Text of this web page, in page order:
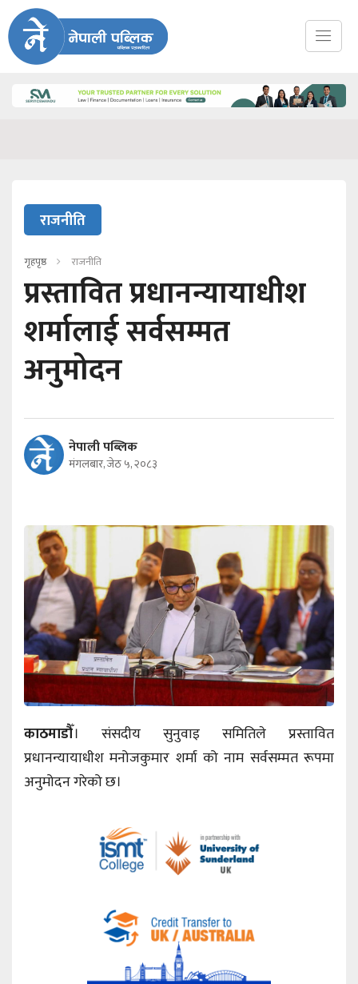
राजनीति
गृहपृष्ठ राजनीति
प्रस्तावित प्रधानन्यायाधीश
शर्मालाई सर्वसम्मत
अनुमोदन
नेपाली पब्लिक
मंगलबार, जेठ ५, २०८३
काठमाडौँ। संसदीय सुनुवाइ समितिले प्रस्तावित
प्रधानन्यायाधीश मनोजकुमार शर्मा को नाम सर्वसम्मत रूपमा
अनुमोदन गरेको छ।